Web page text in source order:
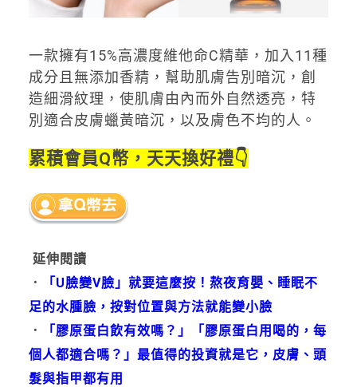
一款擁有15%高濃度維他命C精華，加入11種
成分且無添加香精，幫助肌膚告別暗沉，創
造細滑紋理，使肌膚由內而外自然透亮，特
別適合皮膚蠟黃暗沉，以及膚色不均的人。
累積會員Q幣，天天換好禮👇
延伸閱讀
．
「U臉變V臉」就要這麼按！熬夜育嬰、睡眠不
足的水腫臉，按對位置與方法就能變小臉
．
「膠原蛋白飲有效嗎？」「膠原蛋白用喝的，每
個人都適合嗎？」最值得的投資就是它，皮膚、頭
髮與指甲都有用